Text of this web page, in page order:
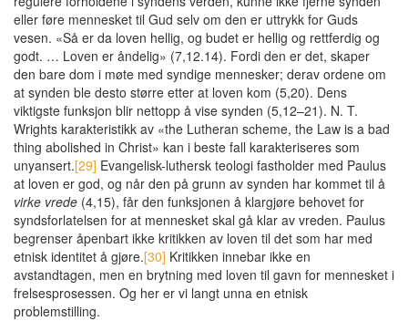
eller føre mennesket til Gud selv om den er uttrykk for Guds
vesen. «Så er da loven hellig, og budet er hellig og rettferdig og
godt. … Loven er åndelig» (7,12.14). Fordi den er det, skaper
den bare dom i møte med syndige mennesker; derav ordene om
at synden ble desto større etter at loven kom (5,20). Dens
viktigste funksjon blir nettopp å vise synden (5,12–21). N. T.
Wrights karakteristikk av «the Lutheran scheme, the Law is a bad
thing abolished in Christ» kan i beste fall karakteriseres som
unyansert.[29] Evangelisk-luthersk teologi fastholder med Paulus
at loven er god, og når den på grunn av synden har kommet til å
virke vrede (4,15), får den funksjonen å klargjøre behovet for
syndsforlatelsen for at mennesket skal gå klar av vreden. Paulus
begrenser åpenbart ikke kritikken av loven til det som har med
etnisk identitet å gjøre.[30] Kritikken innebar ikke en
avstandtagen, men en brytning med loven til gavn for mennesket i
frelsesprosessen. Og her er vi langt unna en etnisk
problemstilling.